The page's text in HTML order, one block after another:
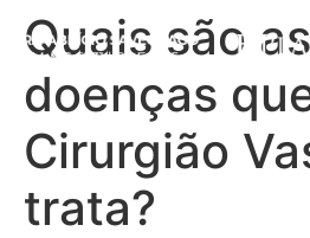
Quais são as
doenças
Cirurgião
trata?